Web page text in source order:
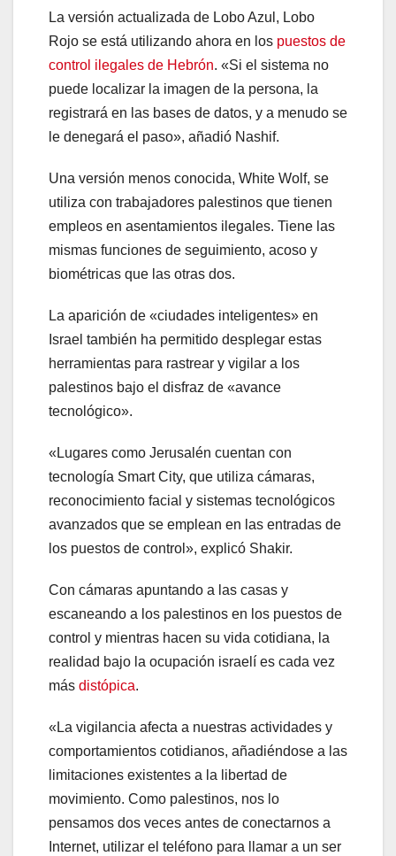
La versión actualizada de Lobo Azul, Lobo
Rojo se está utilizando ahora en los puestos de
control ilegales de Hebrón. «Si el sistema no
puede localizar la imagen de la persona, la
registrará en las bases de datos, y a menudo se
le denegará el paso», añadió Nashif.
Una versión menos conocida, White Wolf, se
utiliza con trabajadores palestinos que tienen
empleos en asentamientos ilegales. Tiene las
mismas funciones de seguimiento, acoso y
biométricas que las otras dos.
La aparición de «ciudades inteligentes» en
Israel también ha permitido desplegar estas
herramientas para rastrear y vigilar a los
palestinos bajo el disfraz de «avance
tecnológico».
«Lugares como Jerusalén cuentan con
tecnología Smart City, que utiliza cámaras,
reconocimiento facial y sistemas tecnológicos
avanzados que se emplean en las entradas de
los puestos de control», explicó Shakir.
Con cámaras apuntando a las casas y
escaneando a los palestinos en los puestos de
control y mientras hacen su vida cotidiana, la
realidad bajo la ocupación israelí es cada vez
más distópica.
«La vigilancia afecta a nuestras actividades y
comportamientos cotidianos, añadiéndose a las
limitaciones existentes a la libertad de
movimiento. Como palestinos, nos lo
pensamos dos veces antes de conectarnos a
Internet, utilizar el teléfono para llamar a un ser